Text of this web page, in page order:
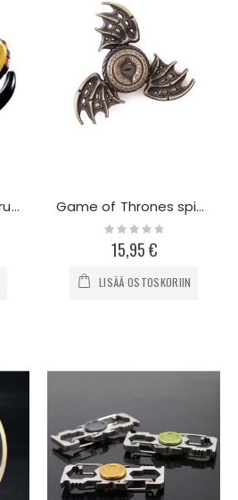
Beyblade Vulcan Horuseus Game of Thrones spinneri
Rating:
0%
15,95 €
LISÄÄ OSTOSKORIIN